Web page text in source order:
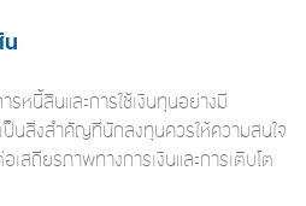
รหนี้สินและการใช้เงินทุนอย่างมี
ป็นสิ่งสำคัญที่นักลงทุนควรให้ความสนใจ
เสถียรภาพทางการเงินและการเติบโต